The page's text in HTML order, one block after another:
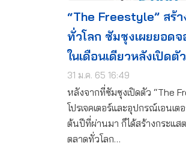
“The Freestyle” สร้
ทั่วโลก ซัมซุงเผยยอด
ในเดือนเดียวหลังเปิดตัว
31 ม.ค. 65 16:49
หลังจากที่ซัมซุงเปิดตัว “The
โปรเจคเตอร์และอุปกรณ์เอนเ
ต้นปีที่ผ่านมา ก็ได้สร้างกระแส
ตลาดทั่วโลก…